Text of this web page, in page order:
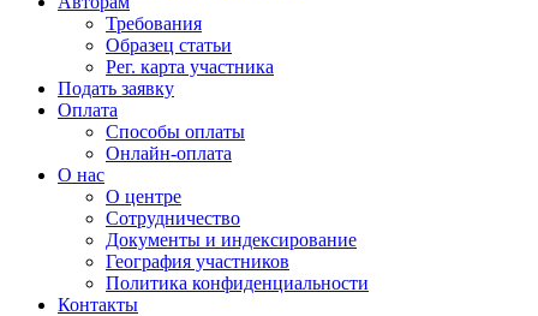
Требования
Образец статьи
Рег. карта участника
Подать заявку
Оплата
Способы оплаты
Онлайн-оплата
О нас
О центре
Сотрудничество
Документы и индексирование
География участников
Политика конфиденциальности
Контакты